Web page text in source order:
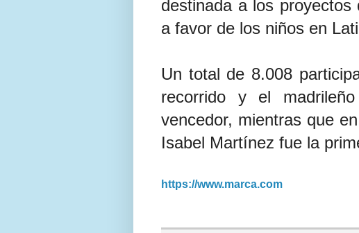
destinada a los
a favor de los niños en
Un total de 8.008
recorrido y el
vencedor, mientras que
Isabel Martínez fue la
https://www.marca.com